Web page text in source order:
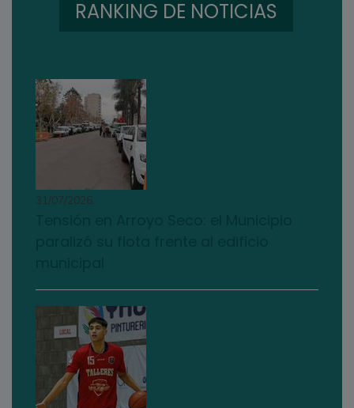
RANKING DE NOTICIAS
31/07/2026